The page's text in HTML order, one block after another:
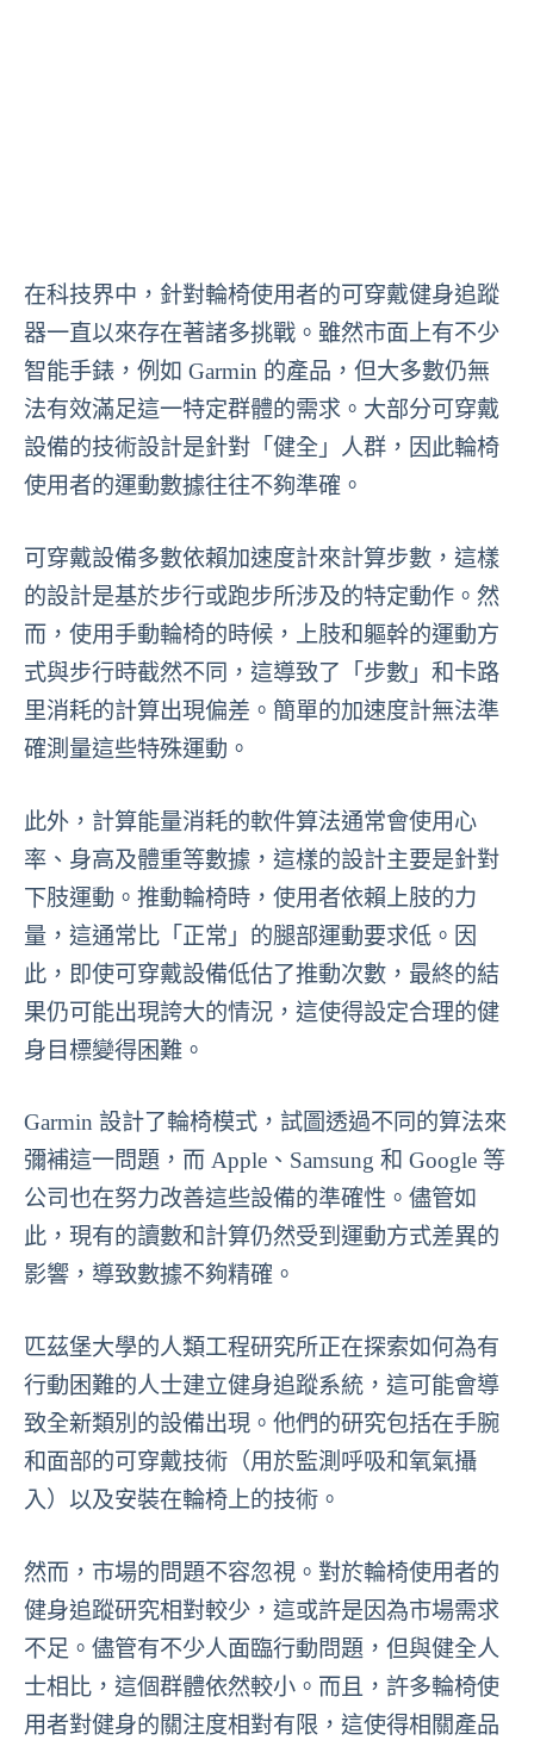
在科技界中，針對輪椅使用者的可穿戴健身追蹤
器一直以來存在著諸多挑戰。雖然市面上有不少
智能手錶，例如 Garmin 的產品，但大多數仍無
法有效滿足這一特定群體的需求。大部分可穿戴
設備的技術設計是針對「健全」人群，因此輪椅
使用者的運動數據往往不夠準確。
可穿戴設備多數依賴加速度計來計算步數，這樣
的設計是基於步行或跑步所涉及的特定動作。然
而，使用手動輪椅的時候，上肢和軀幹的運動方
式與步行時截然不同，這導致了「步數」和卡路
里消耗的計算出現偏差。簡單的加速度計無法準
確測量這些特殊運動。
此外，計算能量消耗的軟件算法通常會使用心
率、身高及體重等數據，這樣的設計主要是針對
下肢運動。推動輪椅時，使用者依賴上肢的力
量，這通常比「正常」的腿部運動要求低。因
此，即使可穿戴設備低估了推動次數，最終的結
果仍可能出現誇大的情況，這使得設定合理的健
身目標變得困難。
Garmin 設計了輪椅模式，試圖透過不同的算法來
彌補這一問題，而 Apple、Samsung 和 Google 等
公司也在努力改善這些設備的準確性。儘管如
此，現有的讀數和計算仍然受到運動方式差異的
影響，導致數據不夠精確。
匹茲堡大學的人類工程研究所正在探索如何為有
行動困難的人士建立健身追蹤系統，這可能會導
致全新類別的設備出現。他們的研究包括在手腕
和面部的可穿戴技術（用於監測呼吸和氧氣攝
入）以及安裝在輪椅上的技術。
然而，市場的問題不容忽視。對於輪椅使用者的
健身追蹤研究相對較少，這或許是因為市場需求
不足。儘管有不少人面臨行動問題，但與健全人
士相比，這個群體依然較小。而且，許多輪椅使
用者對健身的關注度相對有限，這使得相關產品